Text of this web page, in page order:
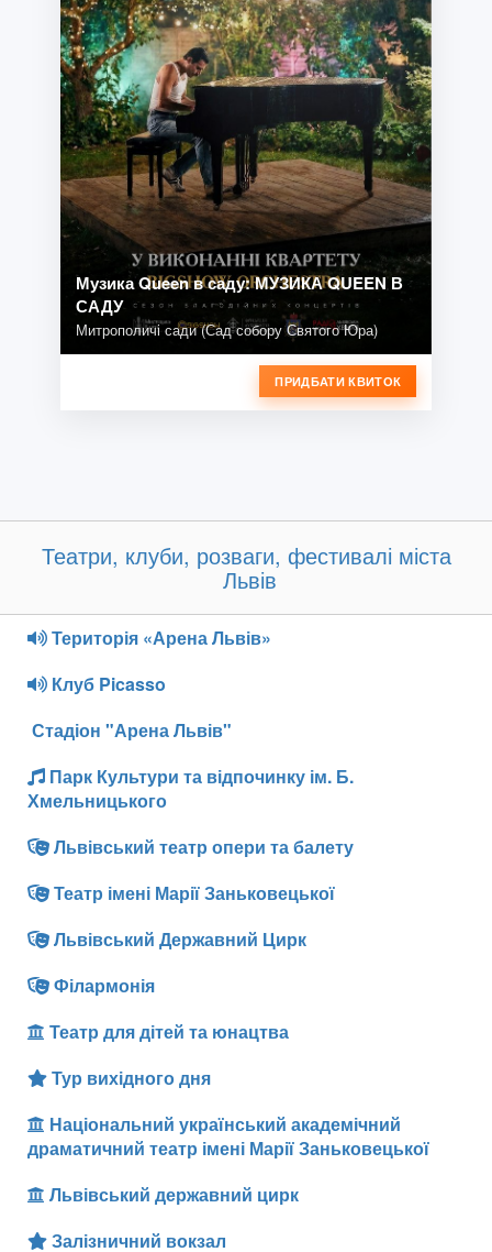
Музика Queen в саду: МУЗИКА QUEEN В
САДУ
Митрополичі сади (Сад собору Святого Юра)
ПРИДБАТИ КВИТОК
Театри, клуби, розваги, фестивалі міста
Львів
Територія «Арена Львів»
Клуб Picasso
Стадіон "Арена Львів"
Парк Культури та відпочинку ім. Б.
Хмельницького
Львівський театр опери та балету
Театр імені Марії Заньковецької
Львівський Державний Цирк
Філармонія
Театр для дітей та юнацтва
Тур вихідного дня
Національний український академічний
драматичний театр імені Марії Заньковецької
Львівський державний цирк
Залізничний вокзал